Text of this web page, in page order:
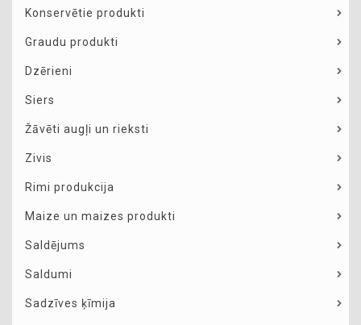
Konservētie produkti
Graudu produkti
Dzērieni
Siers
Žāvēti augļi un rieksti
Zivis
Rimi produkcija
Maize un maizes produkti
Saldējums
Saldumi
Sadzīves ķīmija